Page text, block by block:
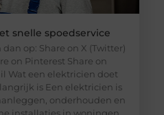
snelle spoedservice
op: Share on X (Twitter)
on Pinterest Share on
Wat een elektricien doet
is Een elektricien is
onderhouden en
installaties in woningen